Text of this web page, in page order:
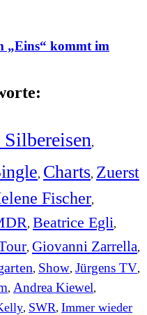
„Eins“ kommt im
,
, Charts, Zuerst
Fischer,
, Beatrice Egli,
, Giovanni Zarrella,
, Show, Jürgens TV,
, Andrea Kiewel,
, SWR, Immer wieder